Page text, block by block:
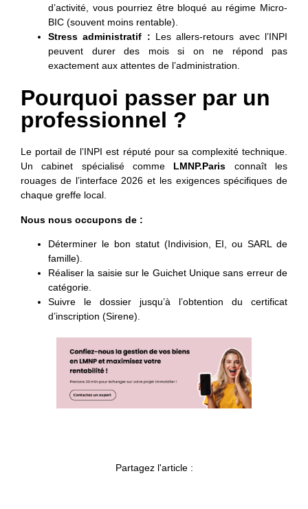
d’activité, vous pourriez être bloqué au régime Micro-
BIC (souvent moins rentable).
Stress administratif : Les allers-retours avec l’INPI
peuvent durer des mois si on ne répond pas
exactement aux attentes de l’administration.
Pourquoi passer par un
professionnel ?
Le portail de l’INPI est réputé pour sa complexité technique.
Un cabinet spécialisé comme LMNP.Paris connaît les
rouages de l’interface 2026 et les exigences spécifiques de
chaque greffe local.
Nous nous occupons de :
Déterminer le bon statut (Indivision, EI, ou SARL de
famille).
Réaliser la saisie sur le Guichet Unique sans erreur de
catégorie.
Suivre le dossier jusqu’à l’obtention du certificat
d’inscription (Sirene).
Partagez l'article :